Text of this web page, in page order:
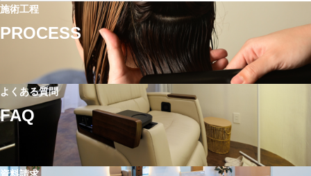
入ガイド⑤）
施術工程
PROCESS
よくある質問
FAQ
資料請求